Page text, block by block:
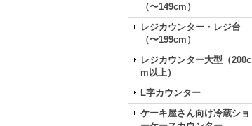
（〜149cm）
レジカウンター・レジ台
（〜199cm）
レジカウンター大型（200c
m以上）
L字カウンター
ケーキ屋さん向け冷蔵ショ